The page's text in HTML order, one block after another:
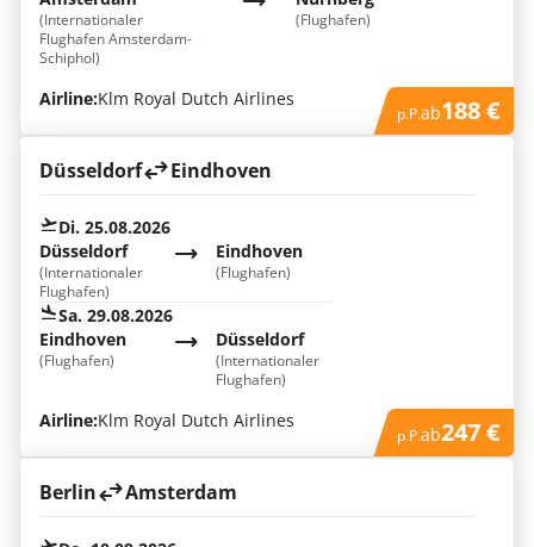
(Flughafen)
(Internationaler
Flughafen Amsterdam-
Schiphol)
Airline:Klm Royal Dutch Airlines
p.P.ab188 €
Düsseldorf Eindhoven
Di. 25.08.2026
Düsseldorf
(Internationaler
Flughafen)
Eindhoven
(Flughafen)
Sa. 29.08.2026
Düsseldorf
(Internationaler
Flughafen)
Eindhoven
(Flughafen)
Airline:Klm Royal Dutch Airlines
p.P.ab247 €
Berlin Amsterdam